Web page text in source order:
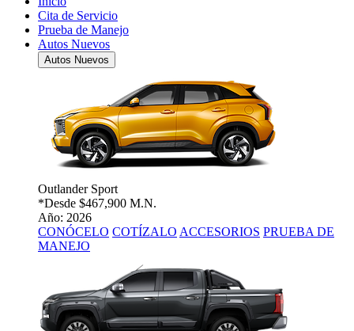
Cita de Servicio
Prueba de Manejo
Autos Nuevos
Autos Nuevos
Outlander Sport
*Desde $467,900 M.N.
Año: 2026
CONÓCELO COTÍZALO ACCESORIOS PRUEBA DE
MANEJO